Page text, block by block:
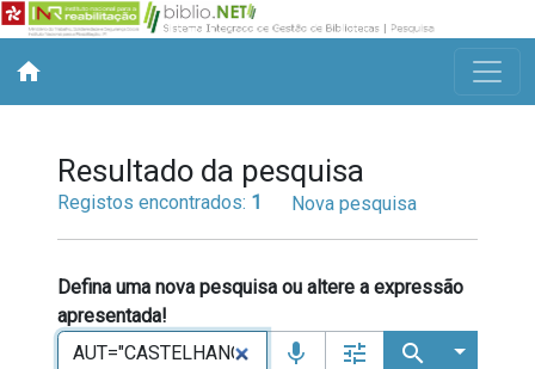
home
Resultado da pesquisa
Registos encontrados: 1 Nova pesquisa
Defina uma nova pesquisa ou altere a expressão
apresentada!
mic tune search Mais